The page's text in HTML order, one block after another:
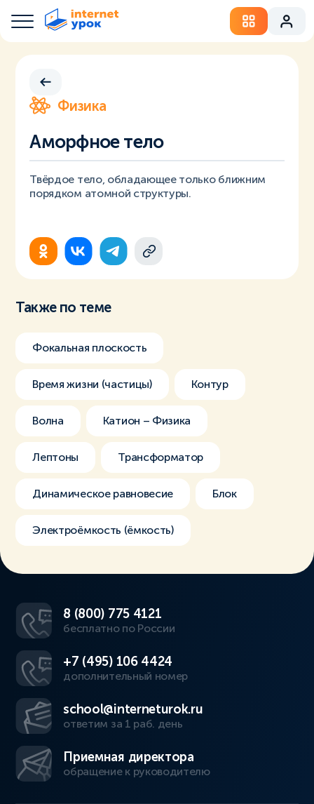
Физика
Аморфное тело
Твёрдое тело, обладающее только ближним
порядком атомной структуры.
Также по теме
Фокальная плоскость
Время жизни (частицы) Контур
Волна Катион – Физика
Лептоны Трансформатор
Динамическое равновесие Блок
Электроёмкость (ёмкость)
8 (800) 775 4121
бесплатно по России
+7 (495) 106 4424
дополнительный номер
school@interneturok.ru
ответим за 1 раб. день
Приемная директора
обращение к руководителю